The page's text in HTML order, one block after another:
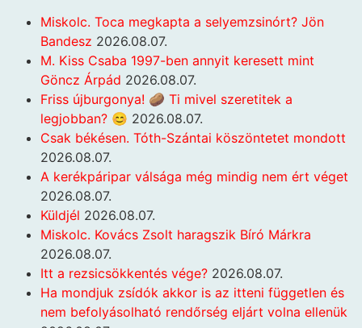
Miskolc. Toca megkapta a selyemzsinórt? Jön
Bandesz 2026.08.07.
M. Kiss Csaba 1997-ben annyit keresett mint
Göncz Árpád 2026.08.07.
Friss újburgonya! 🥔 Ti mivel szeretitek a
legjobban? 😊 2026.08.07.
Csak békésen. Tóth-Szántai köszöntetet mondott
2026.08.07.
A kerékpáripar válsága még mindig nem ért véget
2026.08.07.
Küldjél 2026.08.07.
Miskolc. Kovács Zsolt haragszik Bíró Márkra
2026.08.07.
Itt a rezsicsökkentés vége? 2026.08.07.
Ha mondjuk zsídók akkor is az itteni független és
nem befolyásolható rendőrség eljárt volna ellenük